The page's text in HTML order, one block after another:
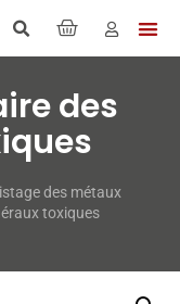
des
des métaux
toxiques